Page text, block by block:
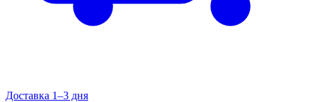
Доставка 1–3 дня